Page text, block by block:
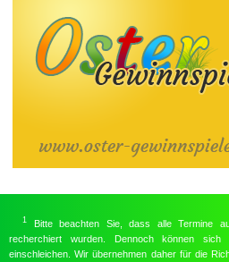
1
Bitte beachten Sie, dass alle Termine
recherchiert wurden. Dennoch können sich
einschleichen. Wir übernehmen daher für die